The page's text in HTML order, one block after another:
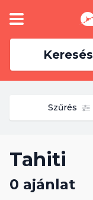
Keresés
Szűrés
Tahiti
0 ajánlat